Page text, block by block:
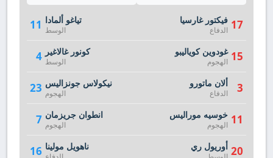
11 تياغو ألمادا
الوسط
4 كونور غالاغير
الوسط
23 نيكولاس جونزاليس
الهجوم
7 انطوان جريزمان
الهجوم
16 ناهويل مولينا
17 فيكتور غارسيا
الدفاع
15 غودوين كوياليبو
الهجوم
3 ألان ماتورو
الدفاع
11 خوسيه موراليس
الهجوم
20 أوريول ري